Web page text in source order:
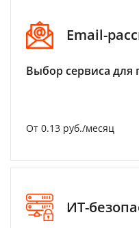
Email-
Выбор сервиса для
От 0.13 руб./месяц
ИТ-